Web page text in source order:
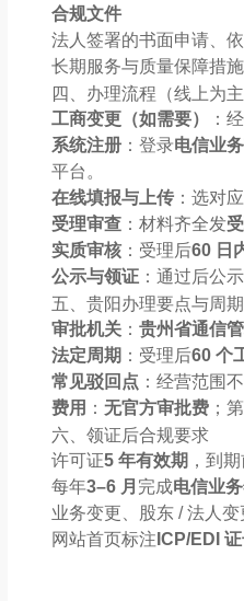
合规文件
法人签署的书面申请、
长期服务与质量保障措施
四、办理流程（线上为主
工商变更（如需要）
：
系统注册 ：登录电信业
平台。
在线填报与上传 ：选对
受理审查 ：材料齐全发
实质审核 ：受理后60 日
公示与领证 ：通过后公示
五、贵阳办理要点与周期
审批机关 ： 贵州省通信
法定周期 ：受理后60 个
常见驳回点 ：经营范围
费用 ： 无官方审批费 ；
六、领证后合规要求
许可证5 年有效期 ，到
每年3–6 月 完成电信业
业务变更、股东 / 法人变
网站首页标注 ICP/EDI